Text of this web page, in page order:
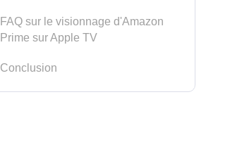
FAQ sur le visionnage d'Amazon
Prime sur Apple TV
Conclusion